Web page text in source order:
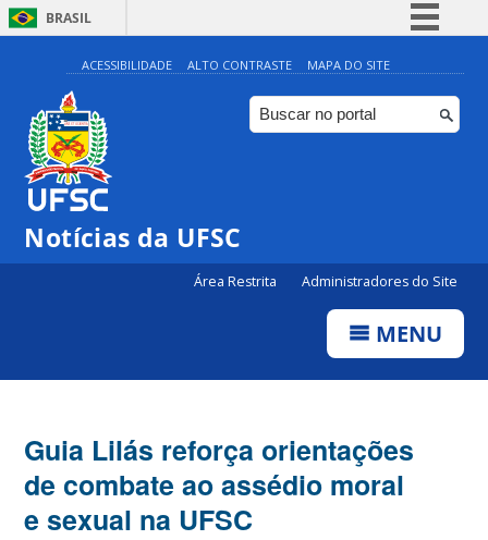
BRASIL
Simplifique!
Comunica BR
Participe
ACESSIBILIDADE ALTO CONTRASTE MAPA DO SITE
Notícias da UFSC
Área Restrita Administradores do Site
MENU
Guia Lilás reforça orientações
de combate ao assédio moral
e sexual na UFSC